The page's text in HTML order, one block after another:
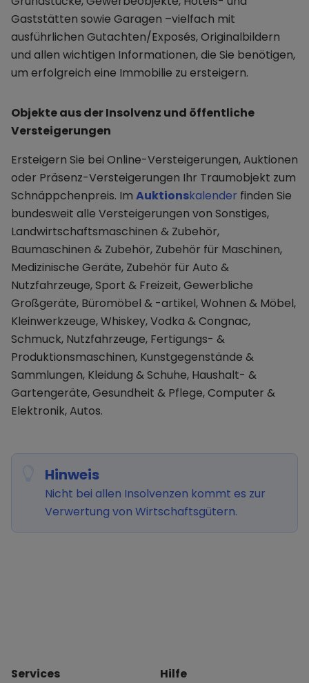
Gaststätten sowie Garagen –vielfach mit
ausführlichen Gutachten/Exposés, Originalbildern
und allen wichtigen Informationen, die Sie benötigen,
um erfolgreich eine Immobilie zu ersteigern.
Objekte aus der Insolvenz und öffentliche
Versteigerungen
Ersteigern Sie bei Online-Versteigerungen, Auktionen
oder Präsenz-Versteigerungen Ihr Traumobjekt zum
Schnäppchenpreis. Im Auktionskalender finden Sie
bundesweit alle Versteigerungen von Sonstiges,
Landwirtschaftsmaschinen & Zubehör,
Baumaschinen & Zubehör, Zubehör für Maschinen,
Medizinische Geräte, Zubehör für Auto &
Nutzfahrzeuge, Sport & Freizeit, Gewerbliche
Großgeräte, Büromöbel & -artikel, Wohnen & Möbel,
Kleinwerkzeuge, Whiskey, Vodka & Congnac,
Schmuck, Nutzfahrzeuge, Fertigungs- &
Produktionsmaschinen, Kunstgegenstände &
Sammlungen, Kleidung & Schuhe, Haushalt- &
Gartengeräte, Gesundheit & Pflege, Computer &
Elektronik, Autos.
Hinweis
Nicht bei allen Insolvenzen kommt es zur
Verwertung von Wirtschaftsgütern.
Services Hilfe